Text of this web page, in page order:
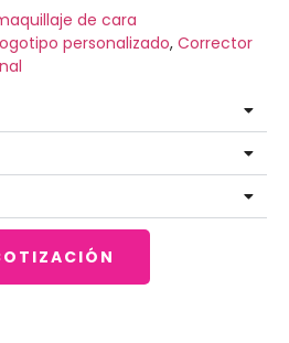
de cara
personalizado, Corrector